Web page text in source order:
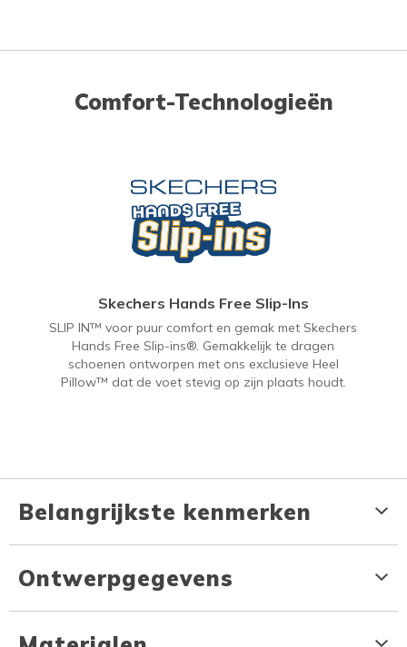
Comfort-Technologieën
Skechers Hands Free Slip-Ins
SLIP IN™ voor puur comfort en gemak met Skechers
Hands Free Slip-ins®. Gemakkelijk te dragen
schoenen ontworpen met ons exclusieve Heel
Pillow™ dat de voet stevig op zijn plaats houdt.
Belangrijkste kenmerken
Ontwerpgegevens